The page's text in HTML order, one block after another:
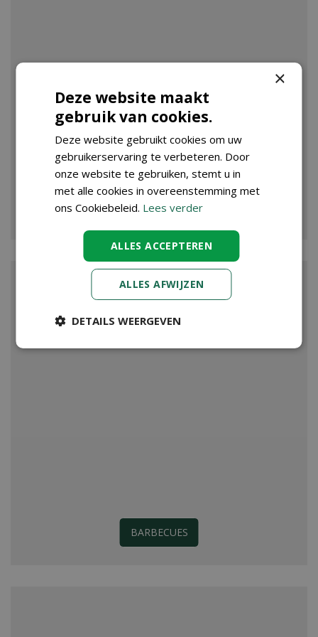
VIJVER
BARBECUES
×
Deze website maakt
gebruik van cookies.
Deze website gebruikt cookies om uw
gebruikerservaring te verbeteren. Door
onze website te gebruiken, stemt u in
met alle cookies in overeenstemming met
ons Cookiebeleid. Lees verder
ALLES ACCEPTEREN
ALLES AFWIJZEN
DETAILS WEERGEVEN